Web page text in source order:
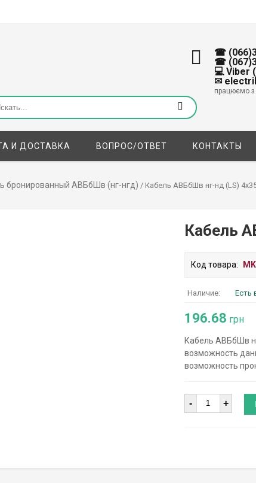
☎
☎
💻 Viber
✉
працюємо
И ДОСТАВКА ВОПРОС/ОТВЕТ КОНТАКТЫ
бронированный АВБбШв (нг-нгд) / Кабель АВБбШв нг-нд (LS)
Кабель
Код товара:
Наличие: Есть
196.68 грн
Кабель АВБбШв
возможность
возможность
Количество
- +